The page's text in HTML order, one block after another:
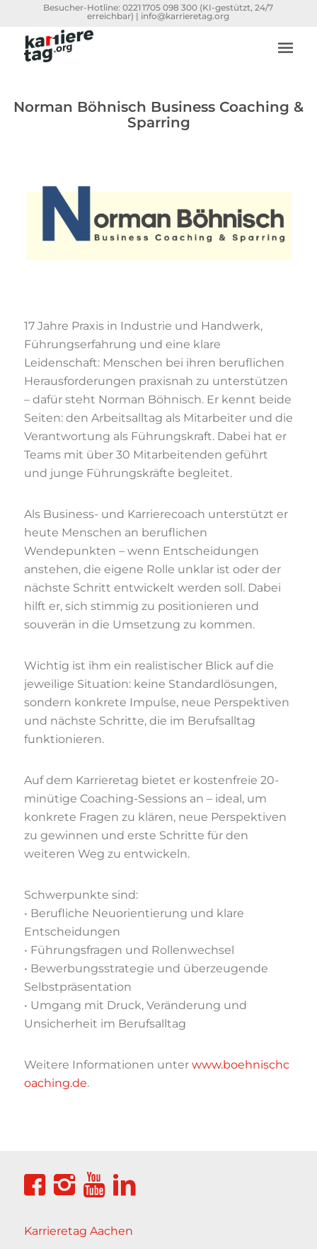
Besucher-Hotline:0221 1705 098 300 (KI-gestützt, 24/7
erreichbar) | info@karrieretag.org
Norman Böhnisch Business Coaching &
Sparring
17 Jahre Praxis in Industrie und Handwerk,
Führungserfahrung und eine klare
Leidenschaft: Menschen bei ihren beruflichen
Herausforderungen praxisnah zu unterstützen
– dafür steht Norman Böhnisch. Er kennt beide
Seiten: den Arbeitsalltag als Mitarbeiter und die
Verantwortung als Führungskraft. Dabei hat er
Teams mit über 30 Mitarbeitenden geführt
und junge Führungskräfte begleitet.
Als Business- und Karrierecoach unterstützt er
heute Menschen an beruflichen
Wendepunkten – wenn Entscheidungen
anstehen, die eigene Rolle unklar ist oder der
nächste Schritt entwickelt werden soll. Dabei
hilft er, sich stimmig zu positionieren und
souverän in die Umsetzung zu kommen.
Wichtig ist ihm ein realistischer Blick auf die
jeweilige Situation: keine Standardlösungen,
sondern konkrete Impulse, neue Perspektiven
und nächste Schritte, die im Berufsalltag
funktionieren.
Auf dem Karrieretag bietet er kostenfreie 20-
minütige Coaching-Sessions an – ideal, um
konkrete Fragen zu klären, neue Perspektiven
zu gewinnen und erste Schritte für den
weiteren Weg zu entwickeln.
Schwerpunkte sind:
• Berufliche Neuorientierung und klare
Entscheidungen
• Führungsfragen und Rollenwechsel
• Bewerbungsstrategie und überzeugende
Selbstpräsentation
• Umgang mit Druck, Veränderung und
Unsicherheit im Berufsalltag
Weitere Informationen unter www.boehnischc
oaching.de.
Karrieretag Aachen